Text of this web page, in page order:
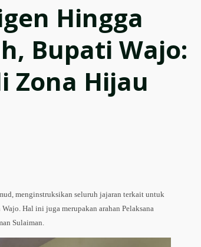
Hingga
Bupati Wajo:
Zona Hijau
menginstruksikan seluruh jajaran terkait untuk
Hal ini juga merupakan arahan Pelaksana
Sulaiman.